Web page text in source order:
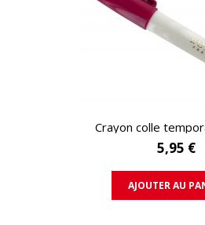
APERÇU
Crayon colle
5,95 €
AJOUTER AU